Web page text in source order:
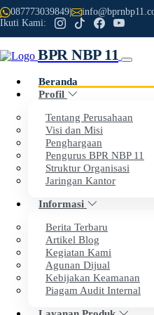
087773039849
Ikuti Kami:
BPR NBP 11
Beranda
Profil
Tentang Perusahaan
Visi dan Misi
Penghargaan
Pengurus BPR NBP 11
Struktur Organisasi
Jaringan Kantor
Informasi
Berita Terbaru
Artikel Blog
Kegiatan Kami
Agunan Dijual
Kebijakan Keamanan
Piagam Audit Internal
Previous
Selamat Datang
PT BPR NBP 11
Dengan penuh rasa
BPR NBP 11.